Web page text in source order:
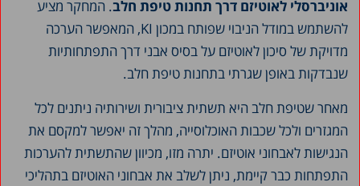
אוניברסלי לאוטיזם דרך תחנות טיפת חלב. המחקר מציע
להשתמש במודל הניבוי שפותח במכון KI, המאפשר הערכה
מדויקת של סיכון לאוטיזם על בסיס אבני דרך התפתחותיות
שנבדקות באופן שגרתי בתחנות טיפת חלב.
מאחר שטיפת חלב היא תשתית ציבורית ושירותיה ניתנים לכל
המגזרים ולכל שכבות האוכלוסייה, מהלך זה יאפשר למקסם את
הנגישות לאבחוני אוטיזם. יתרה מזו, מכיוון שהתשתית להערכות
התפתחות כבר קיימת, ניתן לשלב את אבחוני האוטיזם בתהליכי